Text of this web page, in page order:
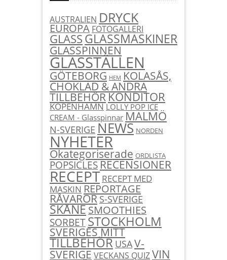
AUSTRALIEN DRYCK
EUROPA FOTOGALLERI
GLASSGLASSMASKINER
GLASSPINNEN
GLASSTÄLLEN
GÖTEBORG HEM KOLASÅS,
CHOKLAD & ANDRA
TILLBEHÖRKONDITOR
KÖPENHAMN LOLLY POP ICE
CREAM - Glasspinnar MALMÖ
N-SVERIGE NEWS NORDEN
NYHETER
Okategoriserade ORDLISTA
POPSICLESRECENSIONER
RECEPT RECEPT MED
MASKIN REPORTAGE
RÅVARORS-SVERIGE
SKÅNESMOOTHIES
SORBETSTOCKHOLM
SVERIGES MITT
TILLBEHÖR USAV-
SVERIGEVECKANS QUIZVIN